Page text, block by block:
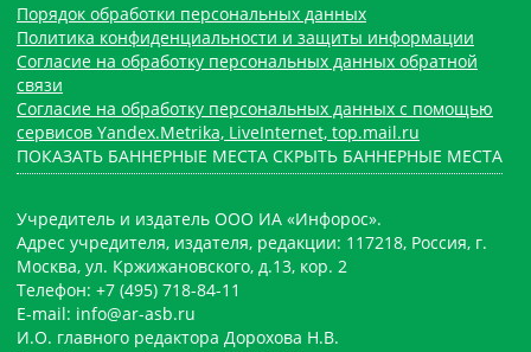
Порядок обработки персональных данных
Политика конфиденциальности и защиты информации
Согласие на обработку персональных данных обратной
связи
Согласие на обработку персональных данных с помощью
сервисов Yandex.Metrika, LiveInternet, top.mail.ru
ПОКАЗАТЬ БАННЕРНЫЕ МЕСТА СКРЫТЬ БАННЕРНЫЕ МЕСТА
Учредитель и издатель ООО ИА «Инфорос».
Адрес учредителя, издателя, редакции: 117218, Россия, г.
Москва, ул. Кржижановского, д.13, кор. 2
Телефон: +7 (495) 718-84-11
E-mail: info@ar-asb.ru
И.О. главного редактора Дорохова Н.В.